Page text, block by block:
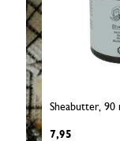
Sheabutter, 90
7,95